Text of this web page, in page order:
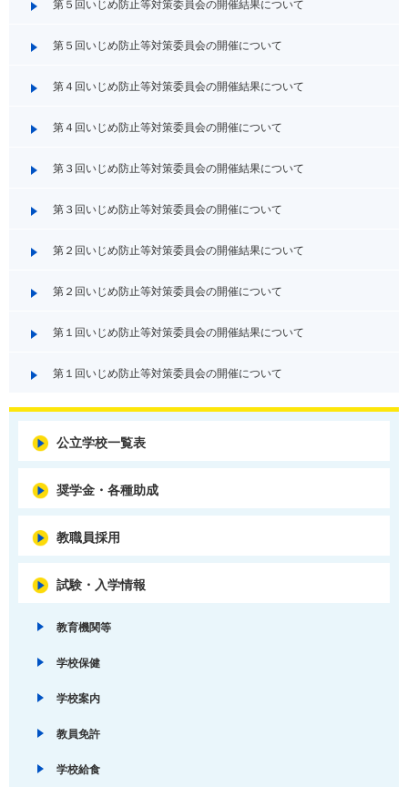
第５回いじめ防止等対策委員会の開催結果について
第５回いじめ防止等対策委員会の開催について
第４回いじめ防止等対策委員会の開催結果について
第４回いじめ防止等対策委員会の開催について
第３回いじめ防止等対策委員会の開催結果について
第３回いじめ防止等対策委員会の開催について
第２回いじめ防止等対策委員会の開催結果について
第２回いじめ防止等対策委員会の開催について
第１回いじめ防止等対策委員会の開催結果について
第１回いじめ防止等対策委員会の開催について
公立学校一覧表
奨学金・各種助成
教職員採用
試験・入学情報
教育機関等
学校保健
学校案内
教員免許
学校給食